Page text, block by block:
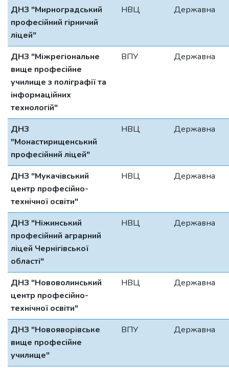
ДНЗ "Мирноградський
професійний гірничий
ліцей"
НВЦ Державна
ДНЗ "Міжрегіональне
вище професійне
училище з поліграфії та
інформаційних
технологій"
ВПУ Державна
ДНЗ
"Монастирищенський
професійний ліцей"
НВЦ Державна
ДНЗ "Мукачівський
центр професійно-
технічної освіти"
НВЦ Державна
ДНЗ "Ніжинський
професійний аграрний
ліцей Чернігівської
області"
НВЦ Державна
ДНЗ "Нововолинський
центр професійно-
технічної освіти"
НВЦ Державна
ДНЗ "Новояворівське
вище професійне
училище"
ВПУ Державна